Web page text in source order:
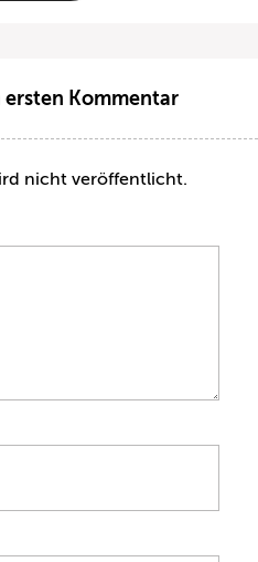
ersten Kommentar
nicht veröffentlicht.